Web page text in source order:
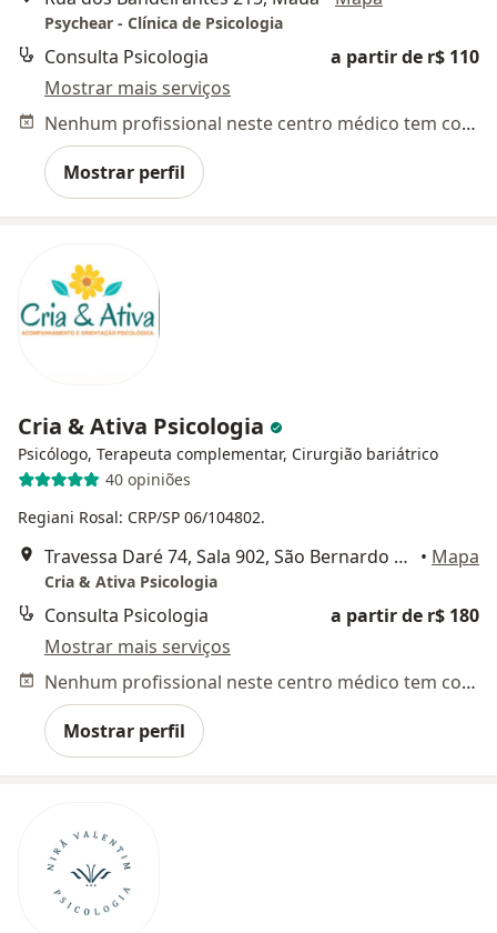
Psychear - Clínica de Psicologia
Consulta Psicologia
a partir de r$ 110
Mostrar mais serviços
Nenhum profissional neste centro médico tem consultas disponíveis
Mostrar perfil
Cria & Ativa Psicologia
Psicólogo, Terapeuta complementar, Cirurgião bariátrico
40 opiniões
Regiani Rosal: CRP/SP 06/104802.
Travessa Daré 74, Sala 902, São Bernardo do Campo • Mapa
Cria & Ativa Psicologia
Consulta Psicologia
a partir de r$ 180
Mostrar mais serviços
Nenhum profissional neste centro médico tem consultas disponíveis
Mostrar perfil